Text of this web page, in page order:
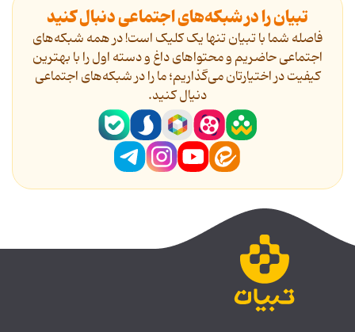
تبیان را در شبکه‌های اجتماعی دنبال کنید
فاصله شما با تبیان تنها یک کلیک است! در همه شبکه‌های
اجتماعی حاضریم و محتواهای داغ و دسته اول را با بهترین
کیفیت در اختیارتان می‌گذاریم؛ ما را در شبکه‌های اجتماعی
دنیال کنید.